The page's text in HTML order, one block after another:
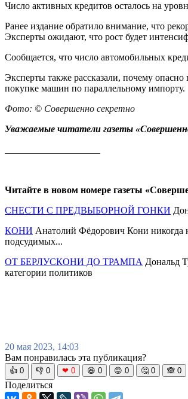
Число активных кредитов осталось на
Ранее издание обратило внимание, что
Эксперты ожидают, что рост будет
Сообщается, что число автомобильных
Эксперты также рассказали, почему
покупке машин по параллельному импорту.
Фото: © Совершенно секретно
Уважаемые читатели газеты
Читайте в новом номере газеты
СНЕСТИ С ПРЕДВЫБОРНОЙ ГОНКИ
КОНИ Анатолий Фёдорович Кони никогда
подсудимых...
ОТ БЕРЛУСКОНИ ДО ТРАМПА Дональд
категории политиков
20 мая 2023, 14:03
Вам понравилась эта публикация?
👍 0 👎 0 ❤ 0 😆 0 😡 0 🤔 0 🙈 0
Поделиться